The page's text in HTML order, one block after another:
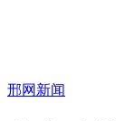
邢网新闻